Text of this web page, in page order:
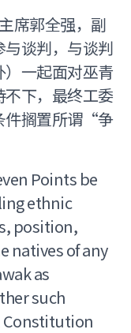
席郭全强，副
谈判，与谈判
一起面对巫青
下，最终工委
件搁置所谓“争
Points be
ethnic
position,
natives of any
as
such
Constitution